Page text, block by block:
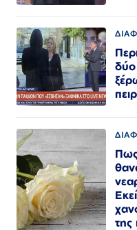
Πως
της